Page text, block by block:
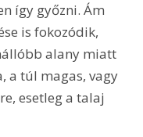
így győzni. Ám
is fokozódik,
alany miatt
a túl magas, vagy
esetleg a talaj